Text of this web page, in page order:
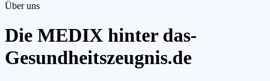
Über uns
Die MEDIX hinter das-
Gesundheitszeugnis.de